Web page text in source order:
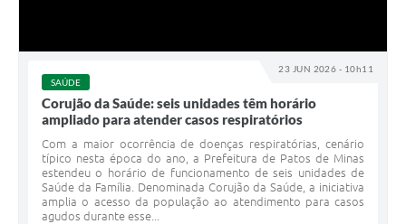
23 JUN 2026 - 10h11
SAÚDE
Corujão da Saúde: seis unidades têm horário
ampliado para atender casos respiratórios
Com a maior ocorrência de doenças respiratórias, cenário
típico nesta época do ano, a Prefeitura de Patos de Minas
estendeu o horário de funcionamento de seis unidades de
Saúde da Família. Denominada Corujão da Saúde, a iniciativa
amplia o acesso da população ao atendimento para casos
agudos durante esse...